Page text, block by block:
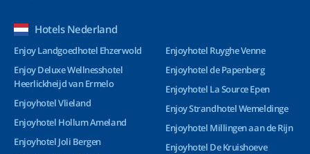
Hotels Nederland
Enjoy Landgoedhotel Ehzerwold
Enjoy Deluxe Wellnesshotel
Heerlickheijd van Ermelo
Enjoyhotel Vlieland
Enjoyhotel Hollum Ameland
Enjoyhotel Joli Bergen
Enjoyhotel Ruyghe Venne
Enjoyhotel de Papenberg
Enjoyhotel La Source Epen
Enjoy Strandhotel Wemeldinge
Enjoyhotel Millingen aan de Rijn
Enjoyhotel De Kruishoeve